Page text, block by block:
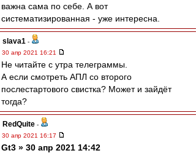
важна сама по себе. А вот
систематизированная - уже интересна.
slava1 -
30 апр 2021 16:21
Не читайте с утра телеграммы.
А если смотреть АПЛ со второго
послестартового свистка? Может и зайдёт
тогда?
RedQuite -
30 апр 2021 16:17
Gt3 » 30 апр 2021 14:42